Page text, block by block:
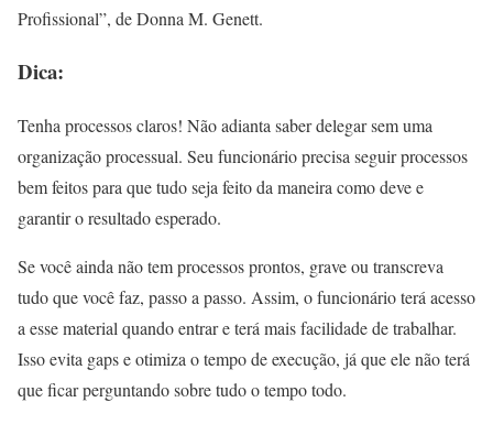
Profissional”, de Donna M. Genett.
Dica:
Tenha processos claros! Não adianta saber delegar sem uma
organização processual. Seu funcionário precisa seguir processos
bem feitos para que tudo seja feito da maneira como deve e
garantir o resultado esperado.
Se você ainda não tem processos prontos, grave ou transcreva
tudo que você faz, passo a passo. Assim, o funcionário terá acesso
a esse material quando entrar e terá mais facilidade de trabalhar.
Isso evita gaps e otimiza o tempo de execução, já que ele não terá
que ficar perguntando sobre tudo o tempo todo.